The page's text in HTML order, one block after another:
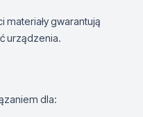
materiały gwarantują
urządzenia.
dla: